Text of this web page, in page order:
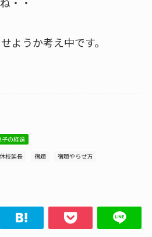
ようか考え中です。
子の経過
休校延長 宿題
宿題やらせ方